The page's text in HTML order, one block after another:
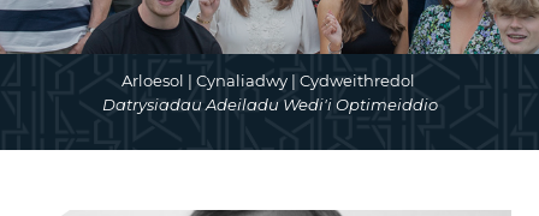
Arloesol | Cynaliadwy | Cydweithredol
Datrysiadau Adeiladu Wedi'i Optimeiddio